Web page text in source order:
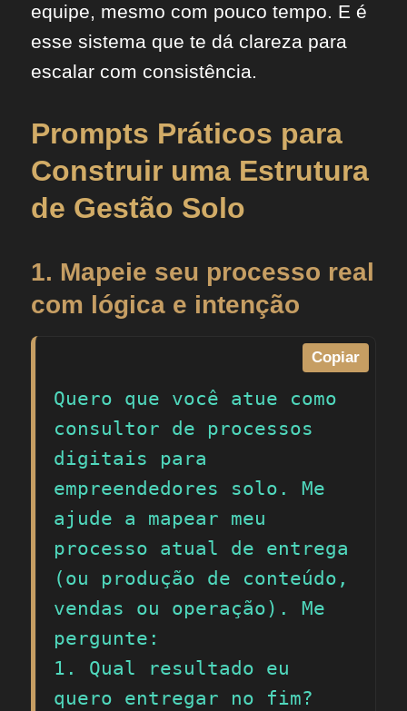
equipe, mesmo com pouco tempo. E é
esse sistema que te dá clareza para
escalar com consistência.
Prompts Práticos para
Construir uma Estrutura
de Gestão Solo
1. Mapeie seu processo real
com lógica e intenção
Copiar
Quero que você atue como
consultor de processos
digitais para
empreendedores solo. Me
ajude a mapear meu
processo atual de entrega
(ou produção de conteúdo,
vendas ou operação). Me
pergunte:
1. Qual resultado eu
quero entregar no fim?